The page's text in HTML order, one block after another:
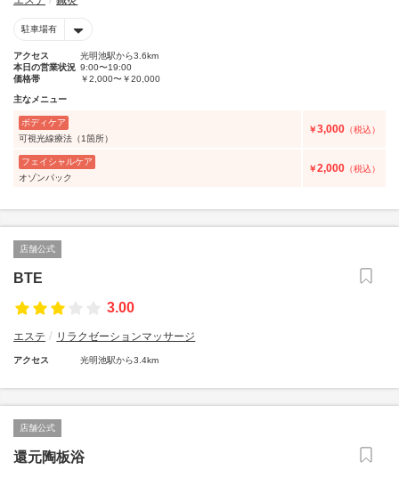
駐車場有
アクセス
光明池駅から3.6km
本日の営業状況 9:00〜19:00
価格帯
￥2,000〜￥20,000
主なメニュー
ボディケア
可視光線療法（1箇所）
￥3,000 （税込）
フェイシャルケア
オゾンパック
￥2,000 （税込）
店舗公式
BTE
3.00
エステ リラクゼーションマッサージ
アクセス 光明池駅から3.4km
店舗公式
還元陶板浴